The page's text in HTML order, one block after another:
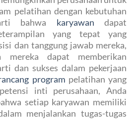
pelatihan dengan kebutuhan
bahwa karyawan dapat
yang tepat yang
dan tanggung jawab mereka,
mereka dapat memberikan
dan sukses dalam pekerjaan
program pelatihan yang
inti perusahaan, Anda
setiap karyawan memiliki
menjalankan tugas-tugas